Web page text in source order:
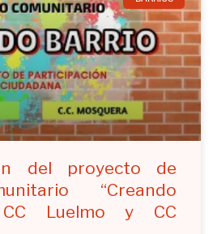
del proyecto de
“Creando
Luelmo y CC